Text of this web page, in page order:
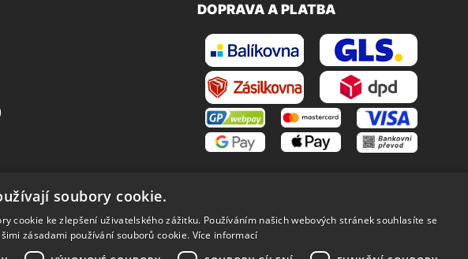
DOPRAVA A PLATBA
soubory cookie.
cookie ke zlepšení uživatelského zážitku. Používáním našich webových stránek souhlasíte se
zásadami používání souborů cookie. Více informací